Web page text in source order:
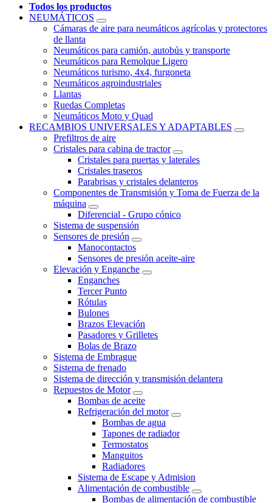
Todos los productos
NEUMÁTICOS
Cámaras de aire para neumáticos agrícolas y protectores
de llanta
Neumáticos para camión, autobús y transporte
Neumáticos para Remolque Ligero
Neumáticos turismo, 4x4, furgoneta
Neumáticos agroindustriales
Llantas
Ruedas Completas
Neumáticos Moto y Quad
RECAMBIOS UNIVERSALES Y ADAPTABLES
Prefiltros de aire
Cristales para cabina de tractor
Cristales para puertas y laterales
Cristales traseros
Parabrisas y cristales delanteros
Componentes de Transmisión y Toma de Fuerza de la
máquina
Diferencial - Grupo cónico
Sistema de suspensión
Sensores de presión
Manocontactos
Sensores de presión aceite-aire
Elevación y Enganche
Enganches
Tercer Punto
Rótulas
Bulones
Brazos Elevación
Pasadores y Grilletes
Bolas de Brazo
Sistema de Embrague
Sistema de frenado
Sistema de dirección y transmisión delantera
Repuestos de Motor
Bombas de aceite
Refrigeración del motor
Bombas de agua
Tapones de radiador
Termostatos
Manguitos
Radiadores
Sistema de Escape y Admision
Alimentación de combustible
Bombas de alimentación de combustible